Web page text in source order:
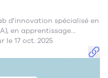
d'innovation spécialisé en
en apprentissage
données, basé à Montréal.
est de rendre accessibles
à toutes les entreprises
le 17 oct. 2025